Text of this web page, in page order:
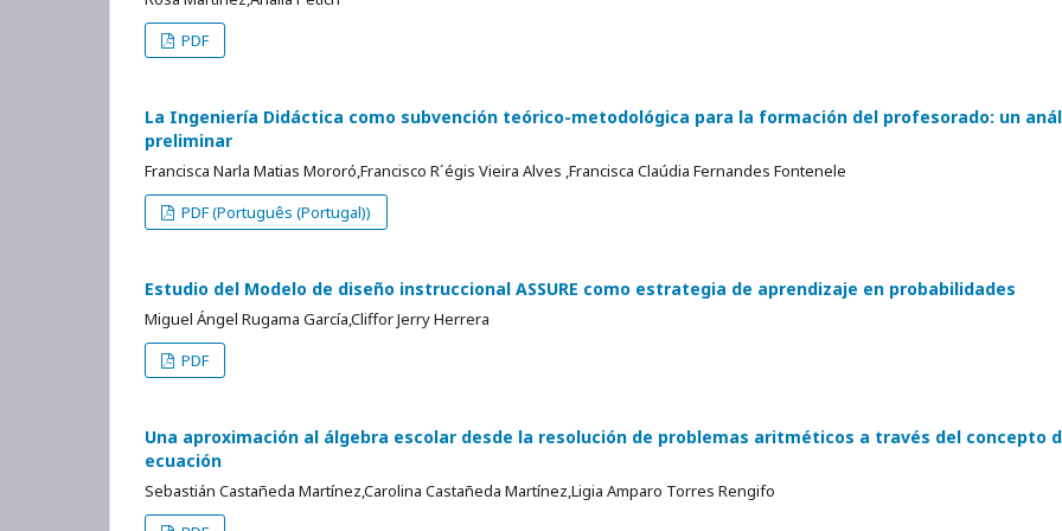
PDF
La Ingeniería Didáctica como subvención teórico-metodológica para la formación del profesorado: un
preliminar
Francisca Narla Matias Mororó,Francisco R´égis Vieira Alves ,Francisca Claúdia Fernandes Fontenele
PDF (Português (Portugal))
Estudio del Modelo de diseño instruccional ASSURE como estrategia de aprendizaje en probabilidades
Miguel Ángel Rugama García,Cliffor Jerry Herrera
PDF
Una aproximación al álgebra escolar desde la resolución de problemas aritméticos a través del concepto
ecuación
Sebastián Castañeda Martínez,Carolina Castañeda Martínez,Ligia Amparo Torres Rengifo